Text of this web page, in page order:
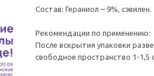
Состав: Гераниол – 9%, сэвилен.
Рекомендации по применению:
После вскрытия упаковки
свободное пространство 1-